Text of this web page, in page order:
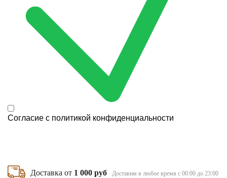
Согласие с политикой конфиденциальности
Доставка от 1 000 руб Доставим в любое время с 00:00 до 23:00